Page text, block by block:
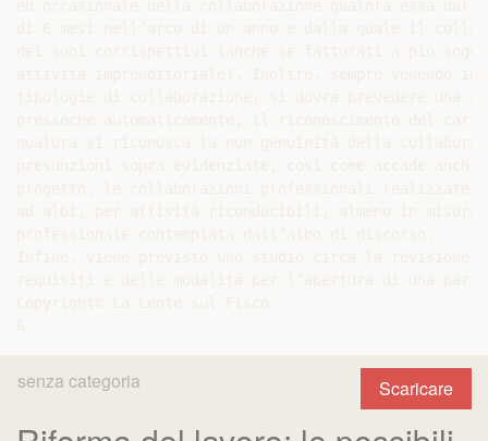
Scaricare
senza categoria